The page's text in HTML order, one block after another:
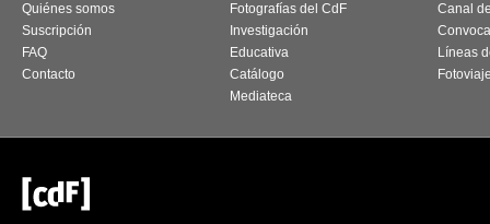
Quiénes somos
Suscripción
FAQ
Contacto
Fotografías del CdF
Investigación
Educativa
Catálogo
Mediateca
Canal
Líneas